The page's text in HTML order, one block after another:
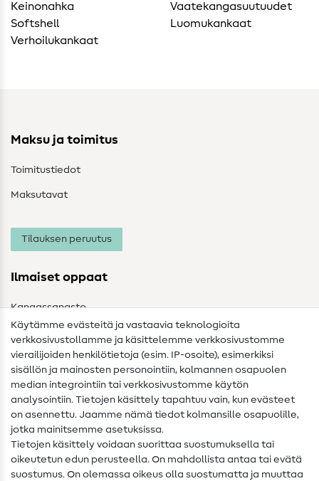
Keinonahka
Softshell
Verhoilukankaat
Vaatekangasuutuudet
Luomukankaat
Maksu ja toimitus
Toimitustiedot
Maksutavat
Tilauksen peruutus
Ilmaiset oppaat
Kangassanasto
Ompelusanasto
Ompeluohjeet
Apua ja yhteystiedot
Yhteystiedot
Tietoa omistajanvaihdoksesta
Käytämme evästeitä ja vastaavia teknologioita
verkkosivustollamme ja käsittelemme verkkosivustomme
vierailijoiden henkilötietoja (esim. IP-osoite), esimerkiksi
sisällön ja mainosten personointiin, kolmannen osapuolen
median integrointiin tai verkkosivustomme käytön
analysointiin. Tietojen käsittely tapahtuu vain, kun evästeet
on asennettu. Jaamme nämä tiedot kolmansille osapuolille,
jotka mainitsemme asetuksissa.
Tietojen käsittely voidaan suorittaa suostumuksella tai
oikeutetun edun perusteella. On mahdollista antaa tai evätä
suostumus. On olemassa oikeus olla suostumatta ja muuttaa